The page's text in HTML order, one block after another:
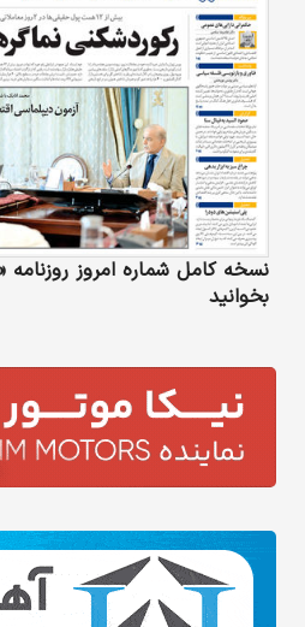
نسخه کامل شماره امروز روزنامه
بخوانید